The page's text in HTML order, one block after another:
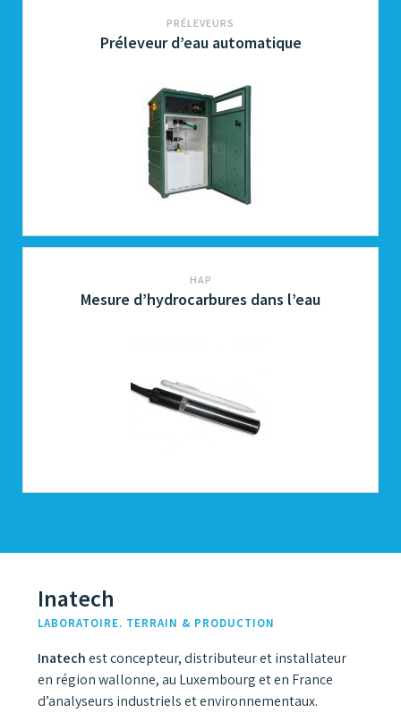
PRÉLEVEURS
Préleveur d’eau automatique
HAP
Mesure d’hydrocarbures dans l’eau
Inatech
LABORATOIRE. TERRAIN & PRODUCTION
Inatechest concepteur, distributeur et installateur
en région wallonne, au Luxembourg et en France
d’analyseurs industriels et environnementaux.